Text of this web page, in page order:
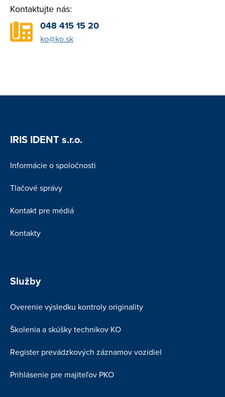
Kontaktujte nás:
048 415 15 20
ko@ko.sk
IRIS IDENT s.r.o.
Informácie o spoločnosti
Tlačové správy
Kontakt pre médiá
Kontakty
Služby
Overenie výsledku kontroly originality
Školenia a skúšky technikov KO
Register prevádzkových záznamov vozidiel
Prihlásenie pre majiteľov PKO